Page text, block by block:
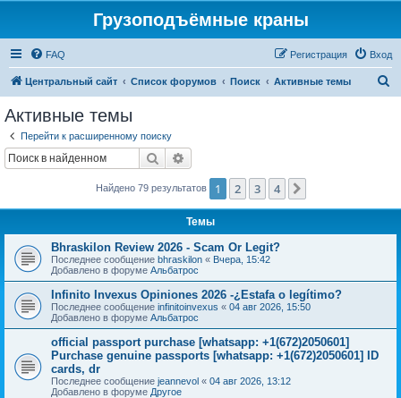
Грузоподъёмные краны
FAQ Вход
Регистрация
Центральный сайт Список форумов Поиск Активные темы
Активные темы
Перейти к расширенному поиску
Поиск
Найдено 79 результатов 1 2 3 4
Темы
Bhraskilon Review 2026 - Scam Or Legit?
Последнее сообщение bhraskilon « Вчера, 15:42
Добавлено в форуме Альбатрос
Infinito Invexus Opiniones 2026 -¿Estafa o legítimo?
Последнее сообщение infinitoinvexus « 04 авг 2026, 15:50
Добавлено в форуме Альбатрос
official passport purchase [whatsapp: +1(672)2050601]
Purchase genuine passports [whatsapp: +1(672)2050601] ID
cards, dr
Последнее сообщение jeannevol « 04 авг 2026, 13:12
Добавлено в форуме Другое